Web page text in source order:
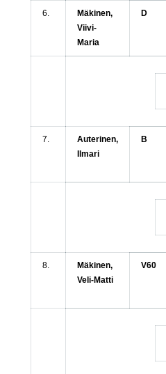
6.
Mäkinen,
Viivi-
Maria
D
7.
Auterinen,
Ilmari
B
8.
Mäkinen,
Veli-Matti
V60